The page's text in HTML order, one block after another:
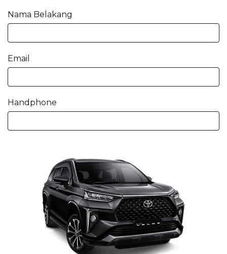
Nama Belakang
Email
Handphone